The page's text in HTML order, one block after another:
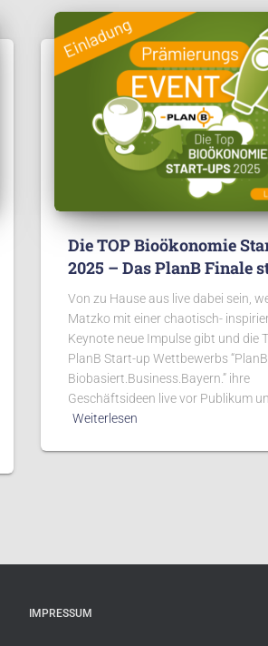
Die TOP Bioökonomie
2025 – Das PlanB Finale
Von zu Hause aus live dabei sein,
Matzko mit einer chaotisch-
Keynote neue Impulse gibt und die
PlanB Start-up Wettbewerbs
Biobasiert.Business.Bayern.” ihre
Geschäftsideen live vor Publikum
Weiterlesen
IMPRESSUM